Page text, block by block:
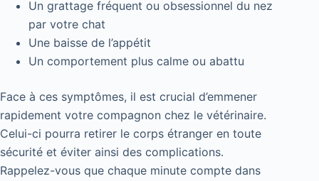
Un grattage fréquent ou obsessionnel du nez
par votre chat
Une baisse de l’appétit
Un comportement plus calme ou abattu
Face à ces symptômes, il est crucial d’emmener
rapidement votre compagnon chez le vétérinaire.
Celui-ci pourra retirer le corps étranger en toute
sécurité et éviter ainsi des complications.
Rappelez-vous que chaque minute compte dans